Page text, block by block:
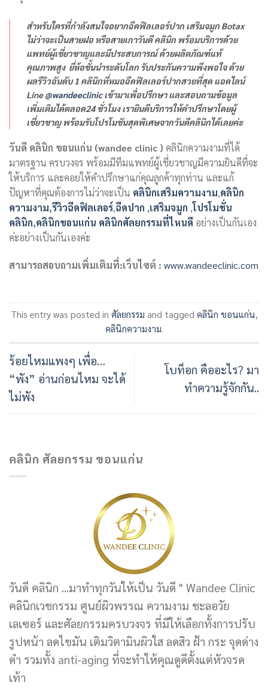
สำหรับใครที่กำลังสนใจอยากฉีดฟิลเลอร์ปาก เสริมจมูก Botax
ไม่ว่าจะเป็นสายฝอ หรือสายเกาวันดี คลินิก พร้อมบริการด้วย
แพทย์ผู้เชี่ยวชาญและมีประสบการณ์ ด้วยผลิตภัณฑ์แท้
คุณภาพสูง ยี่ห้อชั้นนำระดับโลก รับประกันความพึงพอใจ ด้วย
ผลรีวิวอันดับ 1 คลินิกที่หมอฉีดฟิลเลอร์ปากสวยที่สุด แอดไลน์
Line@wandeeclinicเข้ามาเพื่อปรึกษา และสอบถามข้อมูล
เพิ่มเติมได้ตลอด24 ชั่วโมง เรายินดีบริการให้คำปรึกษาโดยผู้
เชี่ยวชาญ พร้อมรับโปรโมชันสุดพิเศษจากวันดีคลินิกได้เลยค่ะ
วันดี คลินิก ขอนแก่น (wandee clinic ) คลินิกความงามที่ได้
มาตรฐาน ครบวงจร พร้อมมีทีมแพทย์ผู้เชี่ยวชาญมีความยินดีที่จะ
ให้บริการ และคอยให้คำปรึกษาแก่คุณลูกค้าทุกท่าน และแก้
ปัญหาที่คุณต้องการไม่ว่าจะเป็น คลินิกเสริมความงาม,คลินิก
ความงาม,รีวิวฉีดฟิลเลอร์,ฉีดปาก ,เสริมจมูก ,โปรโมชั่น
คลินิก,คลินิกขอนแก่น คลินิกศัลยกรรมที่ไหนดี อย่างเป็นกันเอง
ค่ะอย่างเป็นกันเองค่ะ
สามารถสอบถามเพิ่มเติมที่:เว็บไซต์ : www.wandeeclinic.com
This entry was posted in ศัลยกรรม and tagged คลินิก ขอนแก่น,
คลินิกความงาม.
ร้อยไหมแพงๆ เพื่อ…
“พัง” อ่านก่อนไหม จะได้
ไม่พัง
โบท็อก คืออะไร? มา
ทำความรู้จักกัน..
คลินิก ศัลยกรรม ขอนแก่น
วันดี คลินิก ...มาทำทุกวันให้เป็น วันดี " Wandee Clinic
คลินิกเวชกรรม ศูนย์ผิวพรรณ ความงาม ชะลอวัย
เลเซอร์ และศัลยกรรมครบวงจร ที่มีให้เลือกทั้งการปรับ
รูปหน้า ลดไขมัน เติมวิตามินผิวใส ลดสิว ฝ้า กระ จุดด่าง
ดำ รวมทั้ง anti-aging ที่จะทำให้คุณดูดีตั้งแต่หัวจรด
เท้า